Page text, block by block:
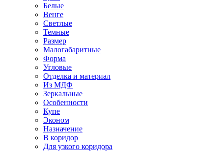
Белые
Венге
Светлые
Темные
Размер
Малогабаритные
Форма
Угловые
Отделка и материал
Из МДФ
Зеркальные
Особенности
Купе
Эконом
Назначение
В коридор
Для узкого коридора